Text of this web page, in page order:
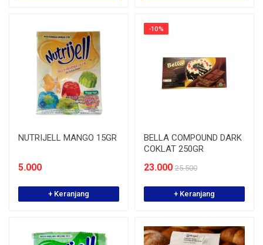
NUTRIJELL MANGO 15GR
5.000
+ Keranjang
-10%
BELLA COMPOUND DARK
COKLAT 250GR
23.000 25.500
+ Keranjang